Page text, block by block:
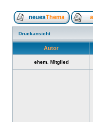
Druckansicht
Autor
ehem. Mitglied